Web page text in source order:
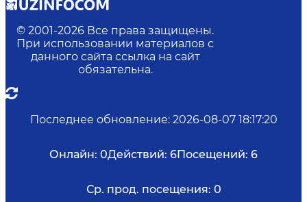
© 2001-2026 Все права защищены.
При использовании материалов с
данного сайта ссылка на сайт
обязательна.
Последнее обновление: 2026-08-07 18:17:20
Онлайн: 0Действий: 6Посещений: 6
Ср. прод. посещения: 0